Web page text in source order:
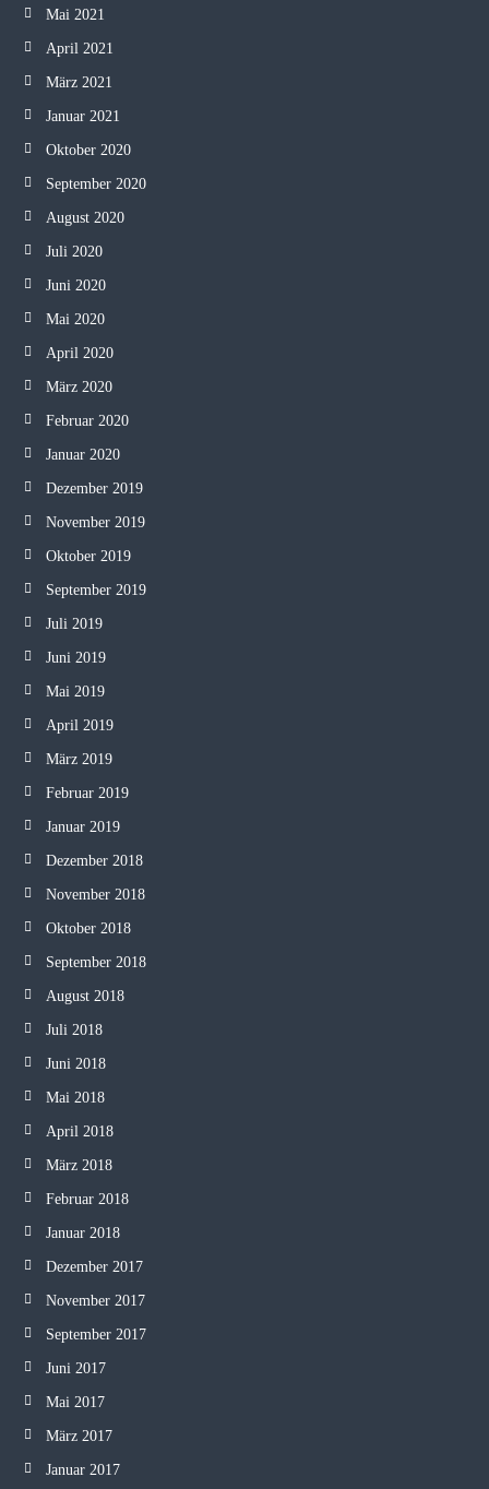
Mai 2021
April 2021
März 2021
Januar 2021
Oktober 2020
September 2020
August 2020
Juli 2020
Juni 2020
Mai 2020
April 2020
März 2020
Februar 2020
Januar 2020
Dezember 2019
November 2019
Oktober 2019
September 2019
Juli 2019
Juni 2019
Mai 2019
April 2019
März 2019
Februar 2019
Januar 2019
Dezember 2018
November 2018
Oktober 2018
September 2018
August 2018
Juli 2018
Juni 2018
Mai 2018
April 2018
März 2018
Februar 2018
Januar 2018
Dezember 2017
November 2017
September 2017
Juni 2017
Mai 2017
März 2017
Januar 2017